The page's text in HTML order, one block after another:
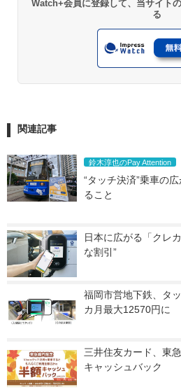
Watch+会員に登録して、当サイト
る
関連記事
鈴木淳也のPay Attention
“タッチ決済”乗車の
ること
日本に広がる「クレ
な割引”
福岡市営地下鉄、タ
カ月最大12570円に
三井住友カード、東
キャッシュバック